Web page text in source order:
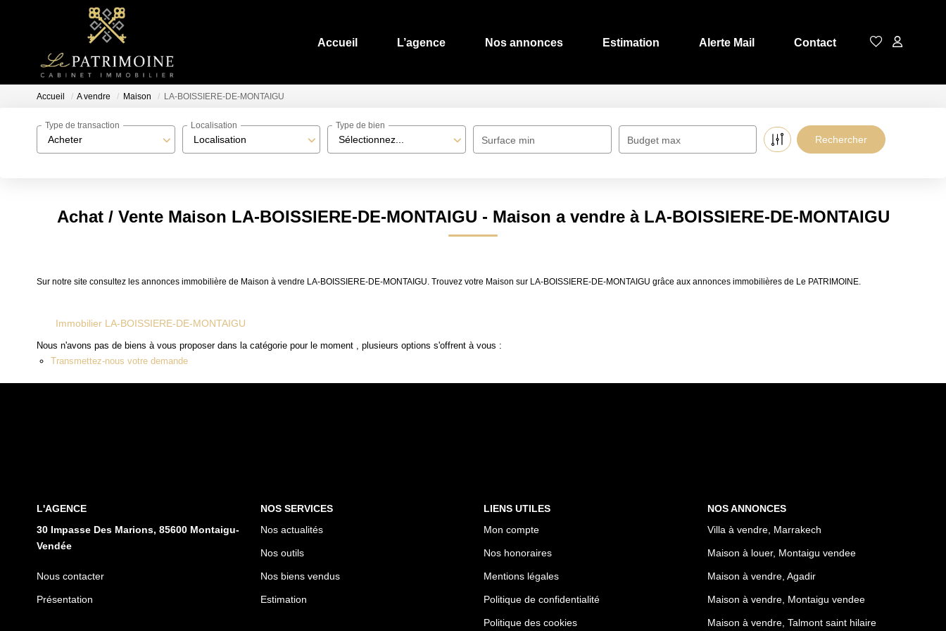
Accueil L’agence Nos annonces Estimation Alerte Mail Contact
Accueil A vendre Maison LA-BOISSIERE-DE-MONTAIGU
Acheter
Type de transaction
Localisation
Localisation
Sélectionnez...
Type de bien
Surface min Budget max
Achat / Vente Maison LA-BOISSIERE-DE-MONTAIGU - Maison a vendre à LA-BOISSIERE-DE-MONTAIGU
Sur notre site consultez les annonces immobilière de Maison à vendre LA-BOISSIERE-DE-MONTAIGU. Trouvez votre Maison sur LA-BOISSIERE-DE-MONTAIGU grâce aux annonces immobilières de Le PATRIMOINE.
Immobilier LA-BOISSIERE-DE-MONTAIGU
Nous n'avons pas de biens à vous proposer dans la catégorie pour le moment , plusieurs options s'offrent à vous :
Transmettez-nous votre demande
L'AGENCE
30 Impasse Des Marions, 85600 Montaigu-
Vendée
Nous contacter
Présentation
NOS SERVICES
Nos actualités
Nos outils
Nos biens vendus
Estimation
LIENS UTILES
Mon compte
Nos honoraires
Mentions légales
Politique de confidentialité
Politique des cookies
NOS ANNONCES
Villa à vendre, Marrakech
Maison à louer, Montaigu vendee
Maison à vendre, Agadir
Maison à vendre, Montaigu vendee
Maison à vendre, Talmont saint hilaire